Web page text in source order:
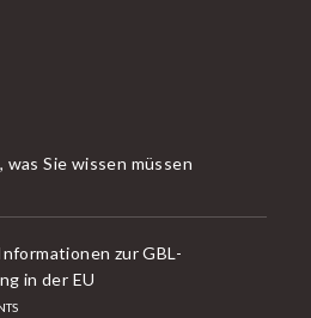
Sie wissen müssen
zur GBL-
in der EU